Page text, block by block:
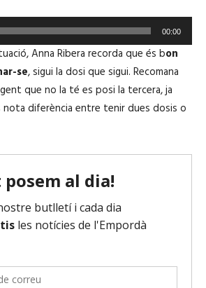
00:00
Anna Ribera recorda que és bon
se, sigui la dosi que sigui. Recomana
que no la té es posi la tercera, ja
nota diferència entre tenir dues dosis o